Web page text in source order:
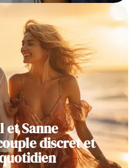
et Sanne
discret et